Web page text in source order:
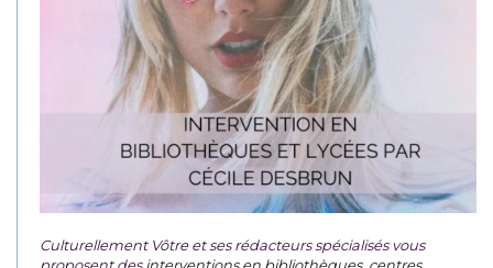
Culturellement Vôtre et ses rédacteurs spécialisés vous